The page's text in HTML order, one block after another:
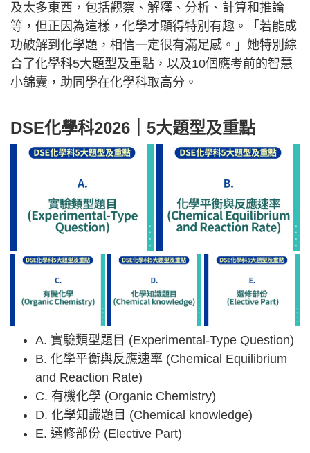
及太多東西，包括觀察、解釋、分析、計算和推論
等，但正因為這樣，化學才顯得特別有趣。「若能成
功破解到化學題，相信一定很有滿足感。」她特別綜
合了化學科5大題型及重點，以及10個應考前的智慧
小錦囊，助同學在化學科取高分。
DSE化學科2026｜5大題型及重點
A. 實驗類型題目 (Experimental-Type Question)
B. 化學平衡與反應速率 (Chemical Equilibrium
and Reaction Rate)
C. 有機化學 (Organic Chemistry)
D. 化學知識題目 (Chemical knowledge)
E. 選修部份 (Elective Part)